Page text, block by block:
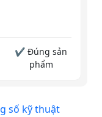
✔ Đúng sản
phẩm
số kỹ thuật